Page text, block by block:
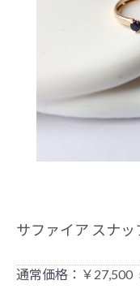
サファイア スナッ
通常価格：￥27,500